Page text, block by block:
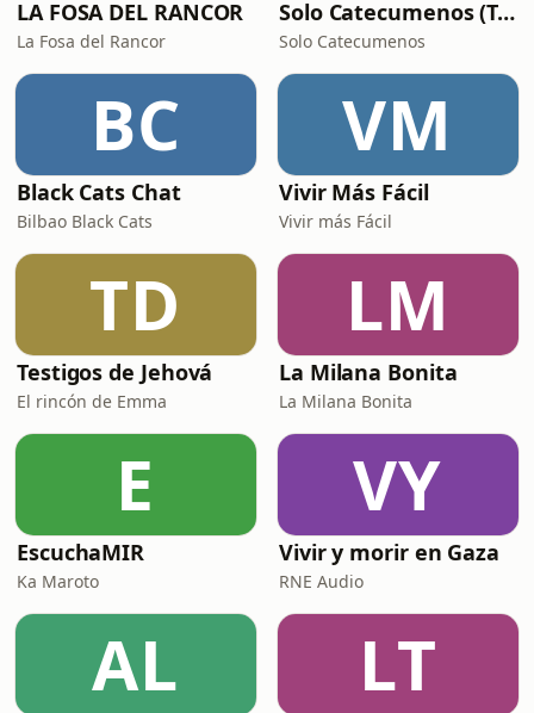
LA FOSA DEL RANCOR
La Fosa del Rancor
Solo Catecumenos (Temas católicos)
Solo Catecumenos
BC
Black Cats Chat
Bilbao Black Cats
VM
Vivir Más Fácil
Vivir más Fácil
TD
Testigos de Jehová
El rincón de Emma
LM
La Milana Bonita
La Milana Bonita
E
EscuchaMIR
Ka Maroto
VY
Vivir y morir en Gaza
RNE Audio
AL LT